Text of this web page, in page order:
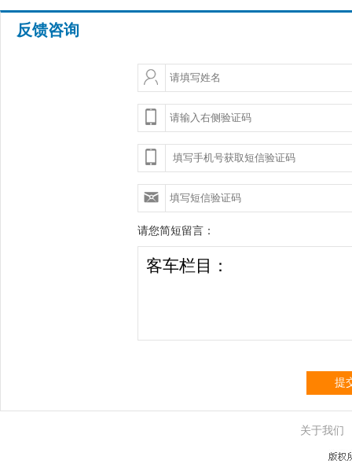
反馈咨询
请您简短留言：
提
关于我们